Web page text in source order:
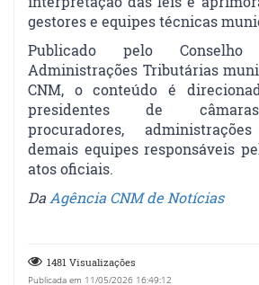
gestores e equipes técnicas
Publicado pelo
Administrações Tributárias
CNM, o conteúdo é
presidentes de
procuradores,
demais equipes responsáveis
atos oficiais.
Da Agência CNM de Notícias
1481 Visualizações
Publicada em 11/05/2026 16:49:12